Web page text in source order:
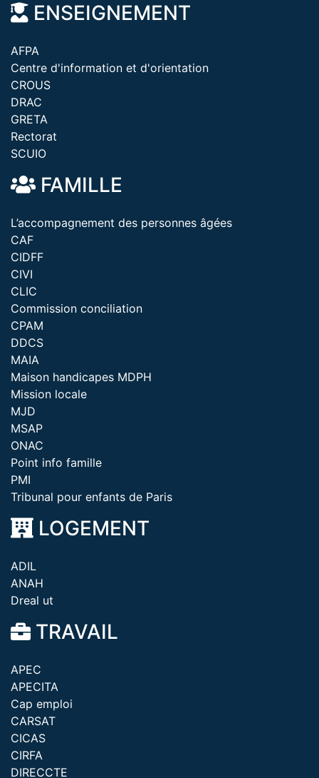
ENSEIGNEMENT
AFPA
Centre d'information et d'orientation
CROUS
DRAC
GRETA
Rectorat
SCUIO
FAMILLE
L’accompagnement des personnes âgées
CAF
CIDFF
CIVI
CLIC
Commission conciliation
CPAM
DDCS
MAIA
Maison handicapes MDPH
Mission locale
MJD
MSAP
ONAC
Point info famille
PMI
Tribunal pour enfants de Paris
LOGEMENT
ADIL
ANAH
Dreal ut
TRAVAIL
APEC
APECITA
Cap emploi
CARSAT
CICAS
CIRFA
DIRECCTE